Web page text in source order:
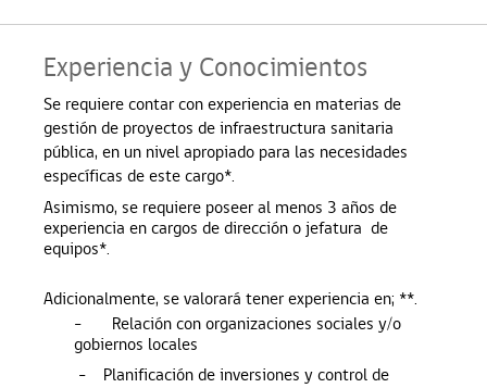
Experiencia y Conocimientos
Se requiere contar con experiencia en materias de
gestión de proyectos de infraestructura sanitaria
pública, en un nivel apropiado para las necesidades
específicas de este cargo*.
Asimismo, se requiere poseer al menos 3 años de
experiencia en cargos de dirección o jefatura de
equipos*.
Adicionalmente, se valorará tener experiencia en; **.
-
Relación con organizaciones sociales y/o
gobiernos locales
- Planificación de inversiones y control de